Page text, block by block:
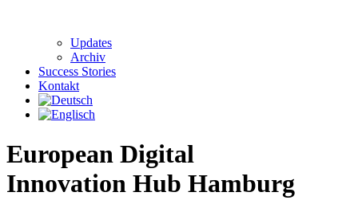
Updates
Archiv
Success Stories
Kontakt
European Digital
Innovation Hub Hamburg